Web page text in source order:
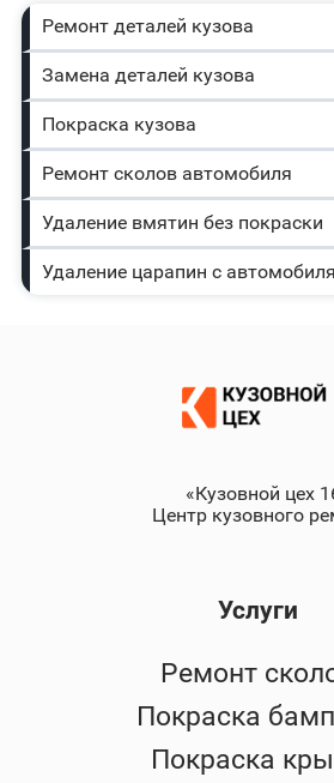
Ремонт деталей кузова
Замена деталей кузова
Покраска кузова
Ремонт сколов автомобиля
Удаление вмятин без покраски
Удаление царапин с автомобиля
«Кузовной цех
Центр кузовного
Услуги
Ремонт
Покраска
Покраска